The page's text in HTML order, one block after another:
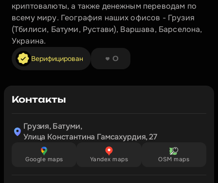
криптовалюты, а также денежным переводам по
всему миру. География наших офисов - Грузия
(Тбилиси, Батуми, Рустави), Варшава, Барселона,
Украина.
❤︎ ❤︎ ❤︎ ❤︎ ❤︎ ❤︎ ❤︎ ❤︎Верифицирован 0
Контакты
Грузия, Батуми,
Улица Константина Гамсахурдия, 27
Google maps Yandex maps OSM maps